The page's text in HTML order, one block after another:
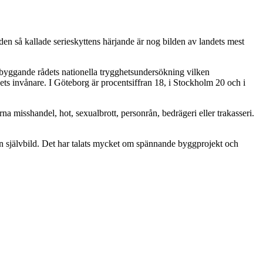
så kallade serieskyttens härjande är nog bilden av landets mest
rådets nationella trygghetsundersökning vilken
invånare. I Göteborg är procentsiffran 18, i Stockholm 20 och i
misshandel, hot, sexualbrott, personrån, bedrägeri eller trakasseri.
Det har talats mycket om spännande byggprojekt och